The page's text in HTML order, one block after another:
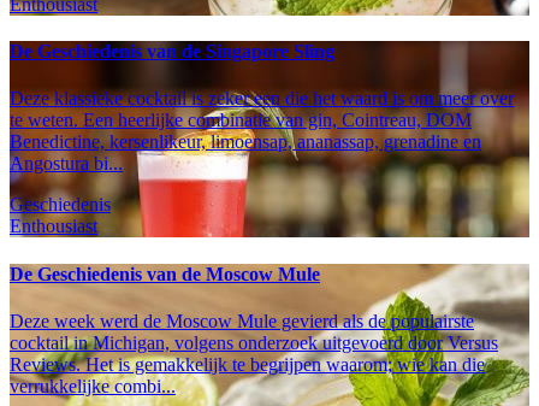
De Geschiedenis van de Singapore Sling
Deze klassieke cocktail is zeker een die het waard is om meer over
te weten. Een heerlijke combinatie van gin, Cointreau, DOM
Benedictine, kersenlikeur, limoensap, ananassap, grenadine en
Angostura bi...
Geschiedenis
Enthousiast
De Geschiedenis van de Moscow Mule
Deze week werd de Moscow Mule gevierd als de populairste
cocktail in Michigan, volgens onderzoek uitgevoerd door Versus
Reviews. Het is gemakkelijk te begrijpen waarom; wie kan die
verrukkelijke combi...